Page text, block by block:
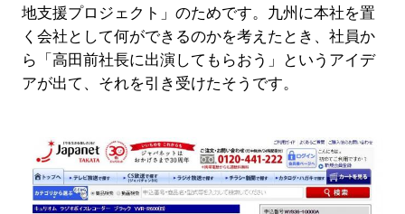
地支援プロジェクト」のためです。九州に本社を置
く会社として何ができるのかを考えたとき、社員か
ら「高田前社長に出演してもらおう」というアイデ
アが出て、それを引き受けたそうです。